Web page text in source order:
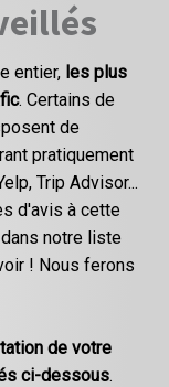
entier, les plus
. Certains de
de
pratiquement
Trip Advisor...
d'avis à cette
notre liste
! Nous ferons
de votre
ci-dessous.